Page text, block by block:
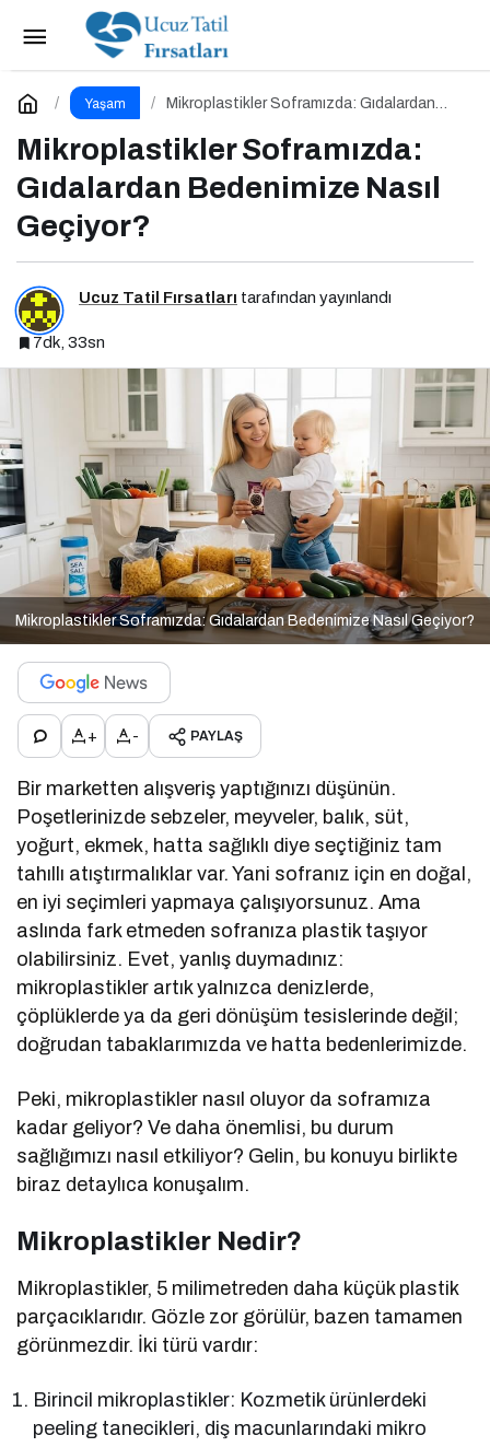
Yaşam
Mikroplastikler Soframızda: Gıdalardan
Mikroplastikler Soframızda:
Gıdalardan Bedenimize Nasıl
Geçiyor?
Ucuz Tatil Fırsatları tarafından yayınlandı
7dk, 33sn
Mikroplastikler Soframızda: Gıdalardan Bedenimize Nasıl Geçiyor?
+ - PAYLAŞ
Bir marketten alışveriş yaptığınızı düşünün.
Poşetlerinizde sebzeler, meyveler, balık, süt,
yoğurt, ekmek, hatta sağlıklı diye seçtiğiniz tam
tahıllı atıştırmalıklar var. Yani sofranız için en doğal,
en iyi seçimleri yapmaya çalışıyorsunuz. Ama
aslında fark etmeden sofranıza plastik taşıyor
olabilirsiniz. Evet, yanlış duymadınız:
mikroplastikler artık yalnızca denizlerde,
çöplüklerde ya da geri dönüşüm tesislerinde değil;
doğrudan tabaklarımızda ve hatta bedenlerimizde.
Peki, mikroplastikler nasıl oluyor da soframıza
kadar geliyor? Ve daha önemlisi, bu durum
sağlığımızı nasıl etkiliyor? Gelin, bu konuyu birlikte
biraz detaylıca konuşalım.
Mikroplastikler Nedir?
Mikroplastikler, 5 milimetreden daha küçük plastik
parçacıklarıdır. Gözle zor görülür, bazen tamamen
görünmezdir. İki türü vardır:
Birincil mikroplastikler: Kozmetik ürünlerdeki
peeling tanecikleri, diş macunlarındaki mikro
Kurumsal Sosyal Sorumluluk Nedir? Niye
Önemlidir? Kurumsal Sosyal Sorumluluk Nasıl Yapılır?
Yorum Yap